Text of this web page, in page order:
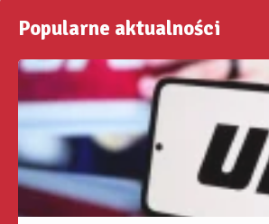
Popularne aktualności